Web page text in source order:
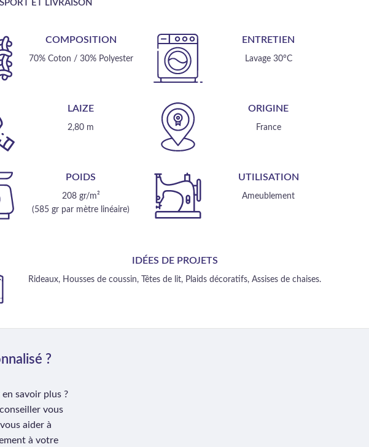
ET LIVRAISON
COMPOSITION
70% Coton / 30% Polyester
LAIZE
2,80 m
POIDS
208 gr/m²
(585 gr par mètre linéaire)
ENTRETIEN
Lavage 30°C
ORIGINE
France
UTILISATION
Ameublement
IDÉES DE PROJETS
Rideaux, Housses de coussin, Têtes de lit, Plaids décoratifs, Assises de chaises.
?
savoir plus ?
vous
aider à
à votre